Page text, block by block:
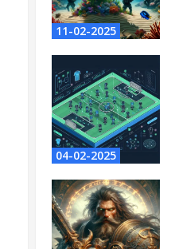
11-02-2025
04-02-2025